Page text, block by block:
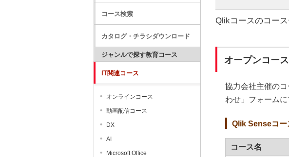
Qlikコースのコー
オープンコー
協力会社主催の
わせ」フォームに
Qlik Senseコー
コース名
コース検索
カタログ・チラシダウンロード
ジャンルで探す教育コース
IT関連コース
オンラインコース
動画配信コース
DX
AI
Microsoft Office